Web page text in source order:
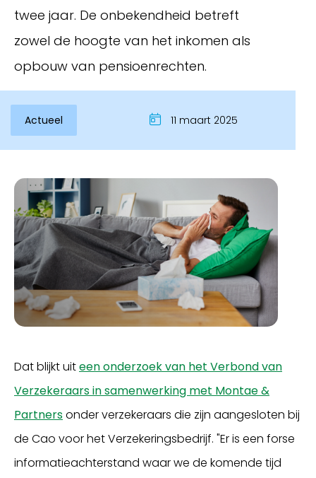
Inloggen
twee jaar. De onbekendheid betreft
zowel de hoogte van het inkomen als
opbouw van pensioenrechten.
Actueel 11 maart 2025
Dat blijkt uiteen onderzoek van het Verbond van
Verzekeraars in samenwerking met Montae &
Partnersonder verzekeraars die zijn aangesloten bij
de Cao voor het Verzekeringsbedrijf. "Er is een forse
informatieachterstand waar we de komende tijd